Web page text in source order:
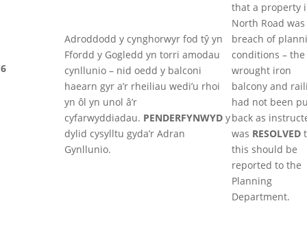
6
Adroddodd y cynghorwyr fod tŷ yn
Ffordd y Gogledd yn torri amodau
cynllunio – nid oedd y balconi
haearn gyr a’r rheiliau wedi’u rhoi
yn ôl yn unol â’r
cyfarwyddiadau. PENDERFYNWYD y
dylid cysylltu gyda’r Adran
Gynllunio.
that a property
North Road
breach of
conditions – the
wrought iron
balcony and
had not been
back as
was RESOLVED
this should be
reported to the
Planning
Department.